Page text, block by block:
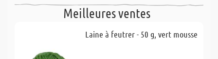
Meilleures ventes
Laine à feutrer - 50 g, vert mousse